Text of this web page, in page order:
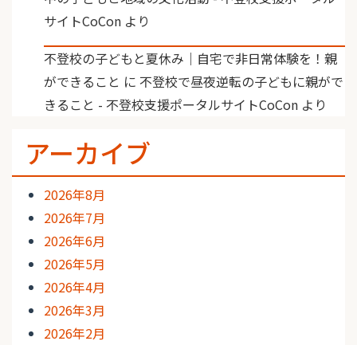
サイトCoCon より
不登校の子どもと夏休み｜自宅で非日常体験を！親
ができること に 不登校で昼夜逆転の子どもに親がで
きること - 不登校支援ポータルサイトCoCon より
アーカイブ
2026年8月
2026年7月
2026年6月
2026年5月
2026年4月
2026年3月
2026年2月